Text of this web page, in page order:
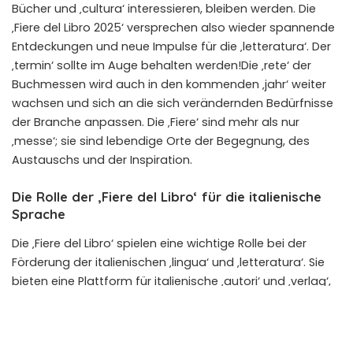
Bücher und ‚cultura‘ interessieren, bleiben werden. Die
‚Fiere del Libro 2025‘ versprechen also wieder spannende
Entdeckungen und neue Impulse für die ‚letteratura‘. Der
‚termin‘ sollte im Auge behalten werden!Die ‚rete‘ der
Buchmessen wird auch in den kommenden ‚jahr‘ weiter
wachsen und sich an die sich verändernden Bedürfnisse
der Branche anpassen. Die ‚Fiere‘ sind mehr als nur
‚messe‘; sie sind lebendige Orte der Begegnung, des
Austauschs und der Inspiration.
Die Rolle der ‚Fiere del Libro‘ für die italienische
Sprache
Die ‚Fiere del Libro‘ spielen eine wichtige Rolle bei der
Förderung der italienischen ‚lingua‘ und ‚letteratura‘. Sie
bieten eine Plattform für italienische ‚autori‘ und ‚verlag‘,